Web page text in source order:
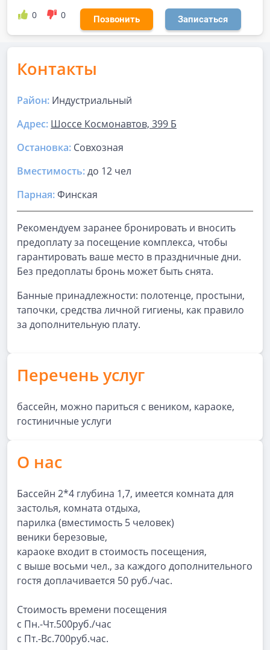
0 0 Позвонить Записаться
Контакты
Район: Индустриальный
Адрес: Шоссе Космонавтов, 399 Б
Остановка: Совхозная
Вместимость:до 12 чел
Парная:Финская
Рекомендуем заранее бронировать и вносить
предоплату за посещение комплекса, чтобы
гарантировать ваше место в праздничные дни.
Без предоплаты бронь может быть снята.
Банные принадлежности: полотенце, простыни,
тапочки, средства личной гигиены, как правило
за дополнительную плату.
Перечень услуг
бассейн, можно париться с веником, караоке,
гостиничные услуги
О нас
Бассейн 2*4 глубина 1,7, имеется комната для
застолья, комната отдыха,
парилка (вместимость 5 человек)
веники березовые,
караоке входит в стоимость посещения,
с выше восьми чел., за каждого дополнительного
гостя доплачивается 50 руб./час.
Стоимость времени посещения
с Пн.-Чт.500руб./час
с Пт.-Вс.700руб.час.